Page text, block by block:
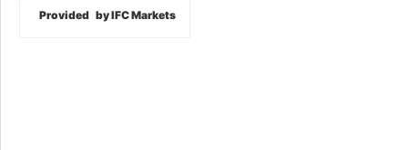
Provided by IFC Markets